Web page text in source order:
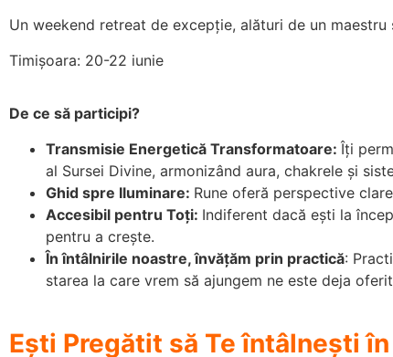
Un weekend retreat de excepție, alături de un maestru
Timișoara: 20-22 iunie
De ce să participi?
Transmisie Energetică Transformatoare: Îți
al Sursei Divine, armonizând aura, chakrele și
Ghid spre Iluminare: Rune oferă perspective
Accesibil pentru Toți: Indiferent dacă ești la
pentru a crește.
În întâlnirile noastre, învățăm prin practică:
starea la care vrem să ajungem ne este deja
Ești Pregătit să Te întâlnești